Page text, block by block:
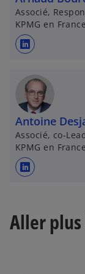
Associé,
KPMG en France
s
o
u
v
r
e
d
a
u
n
Antoine
Associé, co-
KPMG en France
s
u
v
Aller